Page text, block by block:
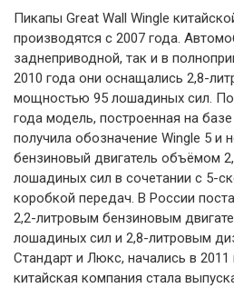
Пикапы Great Wall Wingle
производятся с 2007 года.
заднеприводной, так и в
2010 года они оснащались 2,8-
мощностью 95 лошадиных сил.
года модель, построенная на
получила обозначение Wingle 5 и
бензиновый двигатель объёмом
лошадиных сил в сочетании с 5-
коробкой передач. В России
2,2-литровым бензиновым
лошадиных сил и 2,8-литровым
Стандарт и Люкс, начались в
китайская компания стала